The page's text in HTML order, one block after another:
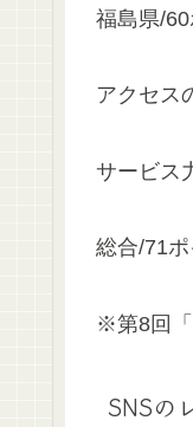
福島県/60
アクセス
サービス
総合/71ポ
※第8回「
SNSの